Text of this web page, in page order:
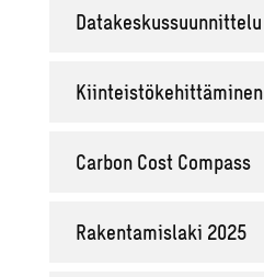
Da­ta­kes­kus­suun­nit­te­lu
Kiin­teis­tö­ke­hit­tä­mi­nen
Car­bon Cost Com­pass
Ra­ken­ta­mis­la­ki 2025